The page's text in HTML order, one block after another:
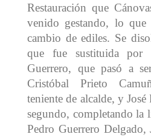
Restauración que
venido gestando, lo
cambio de ediles. Se
que fue sustituida por
Guerrero, que pasó a
Cristóbal Prieto
teniente de alcalde, y
segundo, completando la
Pedro Guerrero Delgado,